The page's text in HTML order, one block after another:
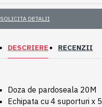
SOLICITA DETALII
DESCRIERE RECENZII
Doza de pardoseala 20M
Echipata cu 4 suporturi x 5